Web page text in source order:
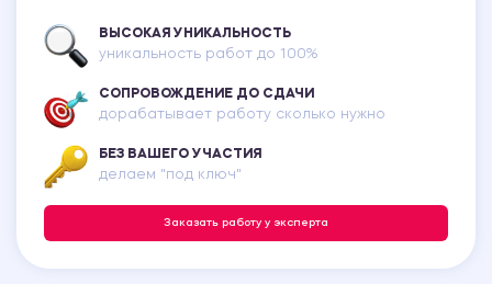
ВЫСОКАЯ УНИКАЛЬНОСТЬ
уникальность работ до 100%
СОПРОВОЖДЕНИЕ ДО СДАЧИ
дорабатывает работу сколько нужно
БЕЗ ВАШЕГО УЧАСТИЯ
делаем "под ключ"
Заказать работу у эксперта